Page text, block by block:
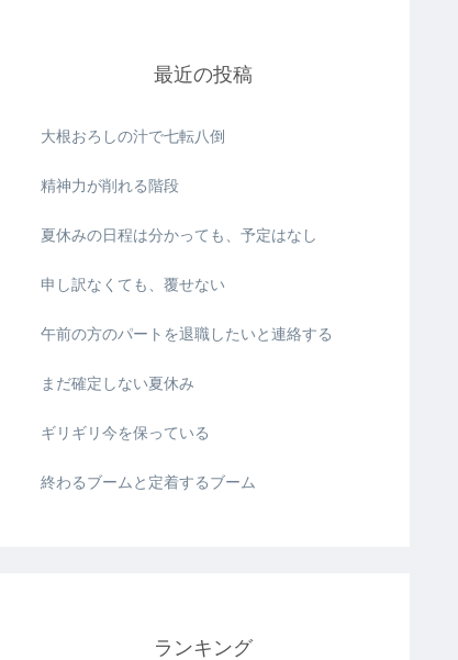
最近の投稿
大根おろしの汁で七転八倒
精神力が削れる階段
夏休みの日程は分かっても、予定はなし
申し訳なくても、覆せない
午前の方のパートを退職したいと連絡する
まだ確定しない夏休み
ギリギリ今を保っている
終わるブームと定着するブーム
ランキング